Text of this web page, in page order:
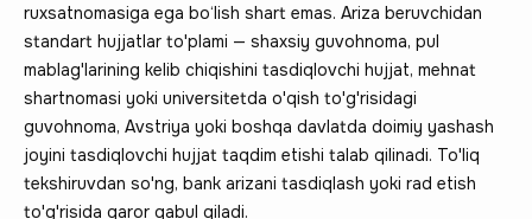
ruxsatnomasiga ega bo‘lish shart emas. Ariza beruvchidan
standart hujjatlar to'plami — shaxsiy guvohnoma, pul
mablag'larining kelib chiqishini tasdiqlovchi hujjat, mehnat
shartnomasi yoki universitetda o'qish to'g'risidagi
guvohnoma, Avstriya yoki boshqa davlatda doimiy yashash
joyini tasdiqlovchi hujjat taqdim etishi talab qilinadi. To'liq
tekshiruvdan so'ng, bank arizani tasdiqlash yoki rad etish
to'g'risida qaror qabul qiladi.